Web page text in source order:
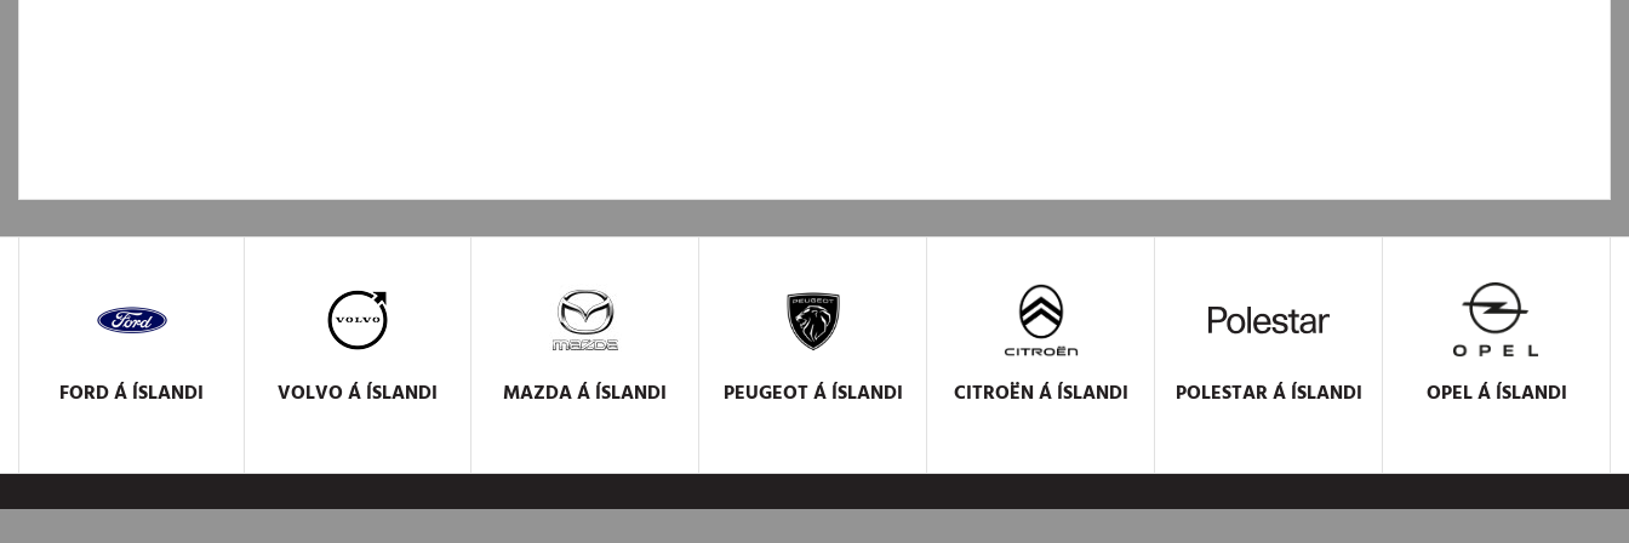
FORDÁ ÍSLANDI VOLVOÁ ÍSLANDI MAZDAÁ ÍSLANDI PEUGEOTÁ ÍSLANDI CITROËNÁ ÍSLANDI POLESTARÁ ÍSLANDI OPELÁ ÍSLANDI